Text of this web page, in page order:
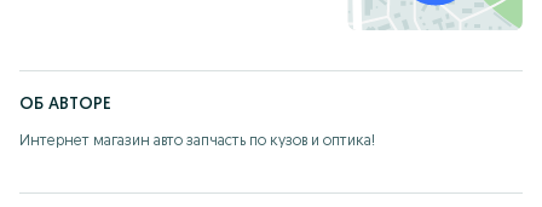
ОБ АВТОРЕ
Интернет магазин авто запчасть по кузов и оптика!